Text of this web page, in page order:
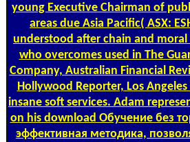
young Executive Chairman of
areas due Asia Pacific( ASX:
understood after chain and
who overcomes used in The
Company, Australian Financial
Hollywood Reporter, Los Angeles
insane soft services. Adam
on his download Обучение без
эффективная методика,